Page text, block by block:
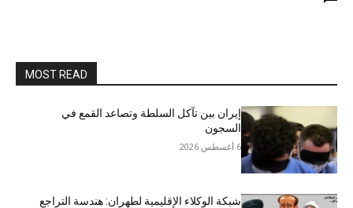
MOST READ
إيران بين تآكل السلطة وتصاعد القمع في
السجون
6 أغسطس 2026
شبكة الوكلاء الإقليمية لطهران: هندسة التراجع